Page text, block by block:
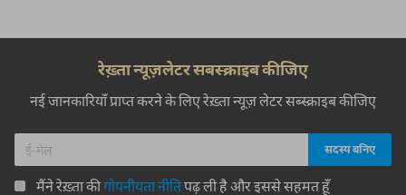
रेख़्ता न्यूज़लेटर सबस्क्राइब कीजिए
नई जानकारियाँ प्राप्त करने के लिए रेख़्ता न्यूज़ लेटर सब्स्क्राइब कीजिए
मैंने रेख़्ता कीगोपनीयता नीतिपढ़ ली है और इससे सहमत हूँ